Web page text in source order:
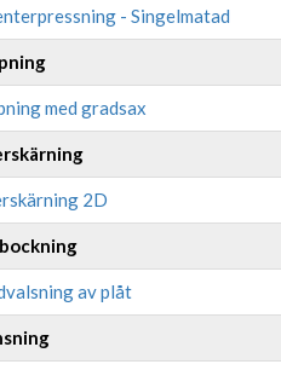
- Singelmatad
med gradsax
2D
av plåt